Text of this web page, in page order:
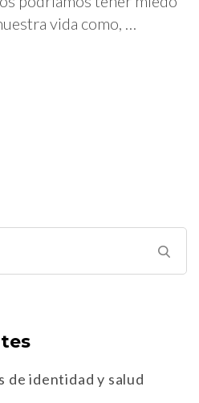
vida como, …
de identidad y salud